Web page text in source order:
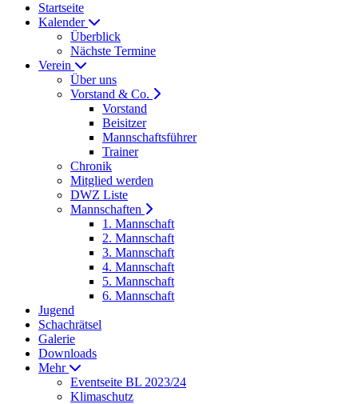
Startseite
Kalender
Überblick
Nächste Termine
Verein
Über uns
Vorstand & Co.
Vorstand
Beisitzer
Mannschaftsführer
Trainer
Chronik
Mitglied werden
DWZ Liste
Mannschaften
1. Mannschaft
2. Mannschaft
3. Mannschaft
4. Mannschaft
5. Mannschaft
6. Mannschaft
Jugend
Schachrätsel
Galerie
Downloads
Mehr
Eventseite BL 2023/24
Klimaschutz